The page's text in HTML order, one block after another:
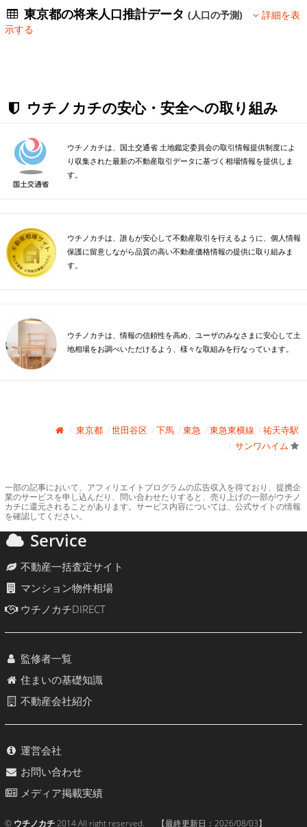
東京都の将来人口推計データ(人口の予測)
詳細を表
示する
ウチノカチの安心・安全への取り組み
ウチノカチは、国土交通省 土地鑑定委員会の取引情報提供制度によ
り収集された最新の不動産取引データに基づく相場情報を提供しま
す。
ウチノカチは、誰もが安心して不動産取引を行えるように、個人情報
保護に留意しながら品質の高い不動産価格情報の提供に取り組みま
す。
ウチノカチは、情報の信頼性を高め、ユーザのみなさまに安心して土
地相場をお調べいただけるよう、様々な取組みを行なっています。
東京都 世田谷区 下馬 東急 東急東横線
祐天寺駅
サンワハイム
一部の記事において、アフィリエイトプログラムの広告収入を得ており、提携企
業のサービスを申し込んだり、問い合わせたりすると、売り上げの一部がウチノ
カチに還元されることがあります。サービス内容については、公式サイトの情報
を確認してください。
Service
不動産一括査定サイト
マンション物件相場
ウチノカチDIRECT
監修者一覧
住まいの基礎知識
不動産会社紹介
運営会社
お問い合わせ
メディア掲載実績
© ウチノカチ2014 All right reserved. 【最終更新日： 2026/08/03】